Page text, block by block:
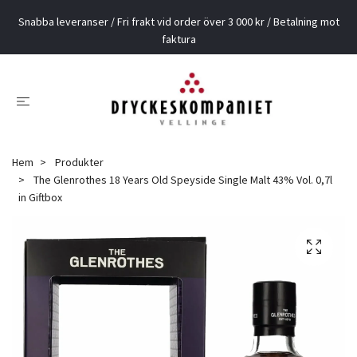
Snabba leveranser / Fri frakt vid order över 3 000 kr / Betalning mot
faktura
Hem
Produkter
The Glenrothes 18 Years Old Speyside Single Malt 43% Vol. 0,7l
in Giftbox